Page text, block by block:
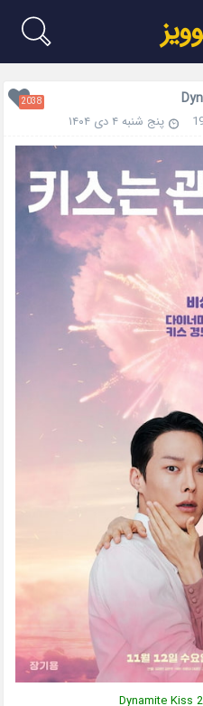
2038
پنج شنبه ۴ دی ۱۴۰۴
Dynamite Kiss